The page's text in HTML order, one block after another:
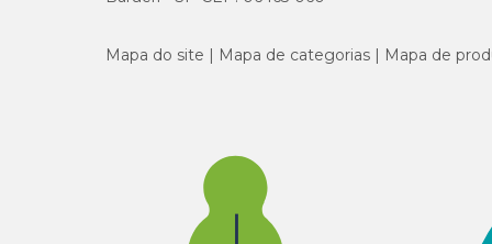
Mapa do site Mapa de categorias Mapa de